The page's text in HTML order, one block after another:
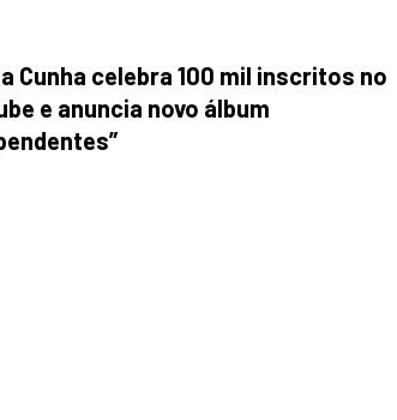
Cunha celebra 100 mil inscritos no
e anuncia novo álbum